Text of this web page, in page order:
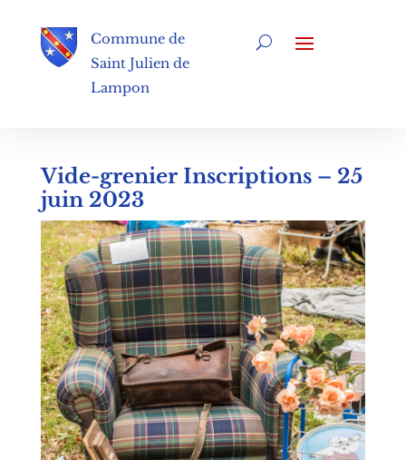
Commune de
Saint Julien de
Lampon
Vide-grenier Inscriptions – 25
juin 2023